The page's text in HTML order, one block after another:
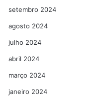
setembro 2024
agosto 2024
julho 2024
abril 2024
março 2024
janeiro 2024